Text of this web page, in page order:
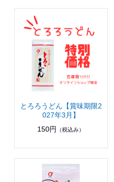
とろろうどん【賞味期限2
027年3月】
150円
（税込み）